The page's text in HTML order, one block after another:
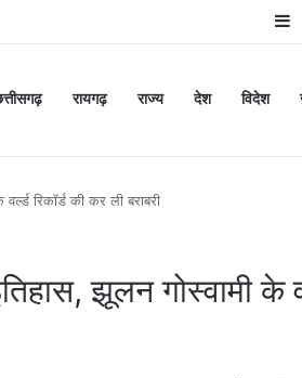
रायगढ़ राज्य देश विदेश
रिकॉर्ड की कर ली बराबरी
झूलन गोस्वामी के